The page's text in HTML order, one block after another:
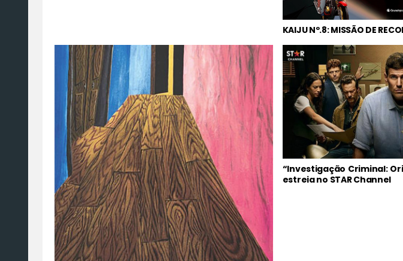
KAIJU Nº.8: MISSÃO DE
“Investigação Criminal:
estreia no STAR Channel